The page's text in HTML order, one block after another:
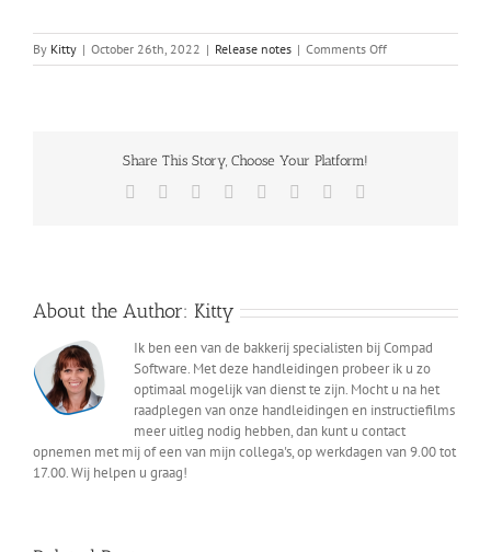
By Kitty | October 26th, 2022 | Release notes | Comments Offon
Compad
Share This Story, Choose Your Platform!
Facebook Reddit LinkedIn
TumblrPinterest
About the Author: Kitty
Ik ben een van de bakkerij specialisten bij Compad
Software. Met deze handleidingen probeer ik u zo
optimaal mogelijk van dienst te zijn. Mocht u na het
raadplegen van onze handleidingen en instructiefilms
meer uitleg nodig hebben, dan kunt u contact
opnemen met mij of een van mijn collega's, op werkdagen van 9.00 tot
17.00. Wij helpen u graag!